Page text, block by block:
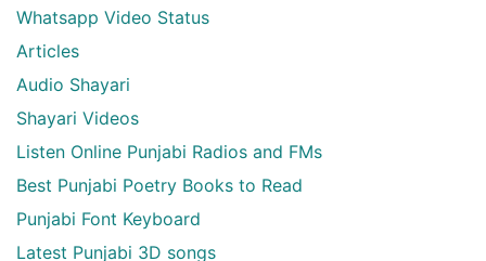
Whatsapp Video Status
Articles
Audio Shayari
Shayari Videos
Listen Online Punjabi Radios and FMs
Best Punjabi Poetry Books to Read
Punjabi Font Keyboard
Latest Punjabi 3D songs